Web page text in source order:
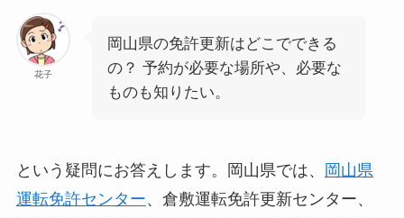
花子
岡山県の免許更新はどこでできる
の？ 予約が必要な場所や、必要な
ものも知りたい。
という疑問にお答えします。岡山県では、
岡山県
運転免許センター、倉敷運転免許更新センター、